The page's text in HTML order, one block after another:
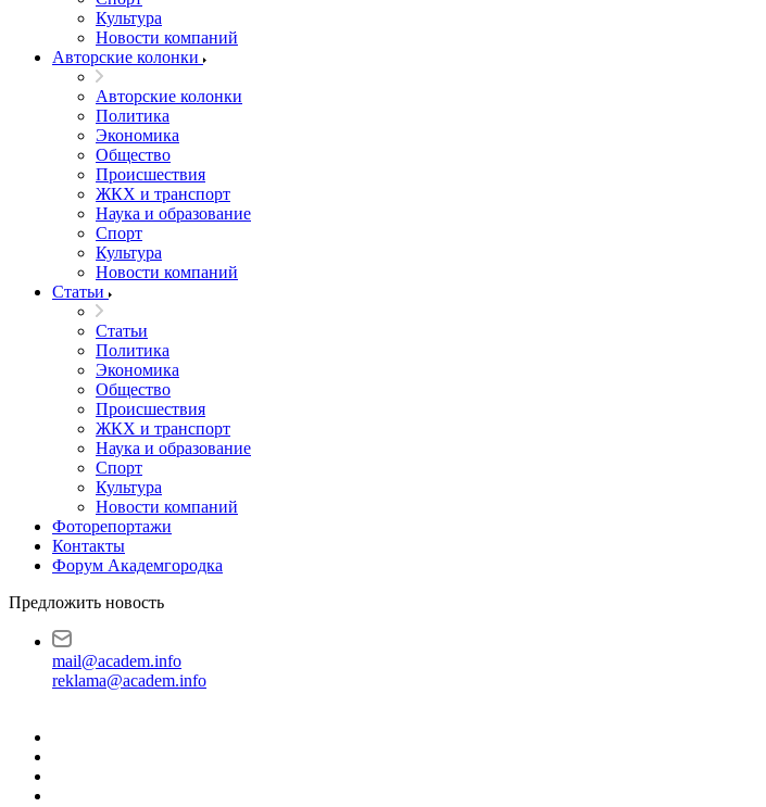
Культура
Новости компаний
Авторские колонки
Авторские колонки
Политика
Экономика
Общество
Происшествия
ЖКХ и транспорт
Наука и образование
Спорт
Культура
Новости компаний
Статьи
Статьи
Политика
Экономика
Общество
Происшествия
ЖКХ и транспорт
Наука и образование
Спорт
Культура
Новости компаний
Фоторепортажи
Контакты
Форум Академгородка
Предложить новость
mail@academ.info
reklama@academ.info